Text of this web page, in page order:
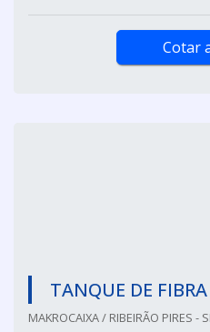
Cotar
TANQUE DE
MAKROCAIXA / RIBEIRÃO PIRES -